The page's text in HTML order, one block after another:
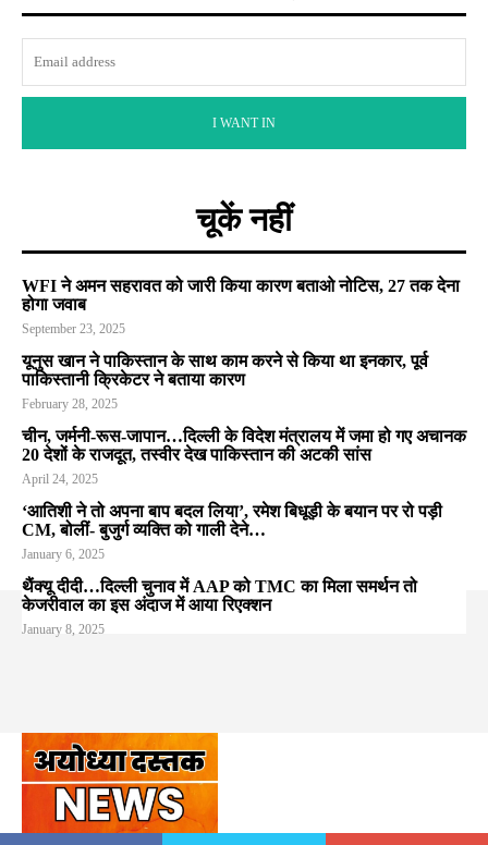
I WANT IN
चूकें नहीं
WFI ने अमन सहरावत को जारी किया कारण बताओ नोटिस, 27 तक देना
होगा जवाब
September 23, 2025
यूनुस खान ने पाकिस्तान के साथ काम करने से किया था इनकार, पूर्व
पाकिस्तानी क्रिकेटर ने बताया कारण
February 28, 2025
चीन, जर्मनी-रूस-जापान…दिल्ली के विदेश मंत्रालय में जमा हो गए अचानक
20 देशों के राजदूत, तस्वीर देख पाकिस्तान की अटकी सांस
April 24, 2025
‘आतिशी ने तो अपना बाप बदल लिया’, रमेश बिधूड़ी के बयान पर रो पड़ी
CM, बोलीं- बुजुर्ग व्यक्ति को गाली देने…
January 6, 2025
थैंक्यू दीदी…दिल्ली चुनाव में AAP को TMC का मिला समर्थन तो
केजरीवाल का इस अंदाज में आया रिएक्शन
January 8, 2025